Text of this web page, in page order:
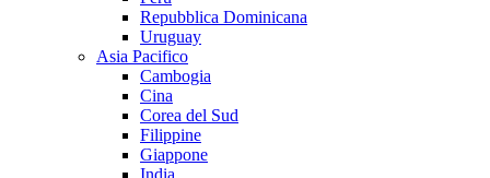
Repubblica Dominicana
Uruguay
Asia Pacifico
Cambogia
Cina
Corea del Sud
Filippine
Giappone